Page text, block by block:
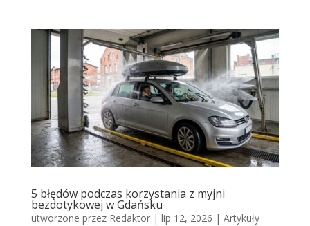
5 błędów podczas korzystania z myjni
bezdotykowej w Gdańsku
utworzone przez Redaktor| lip 12, 2026 | Artykuły